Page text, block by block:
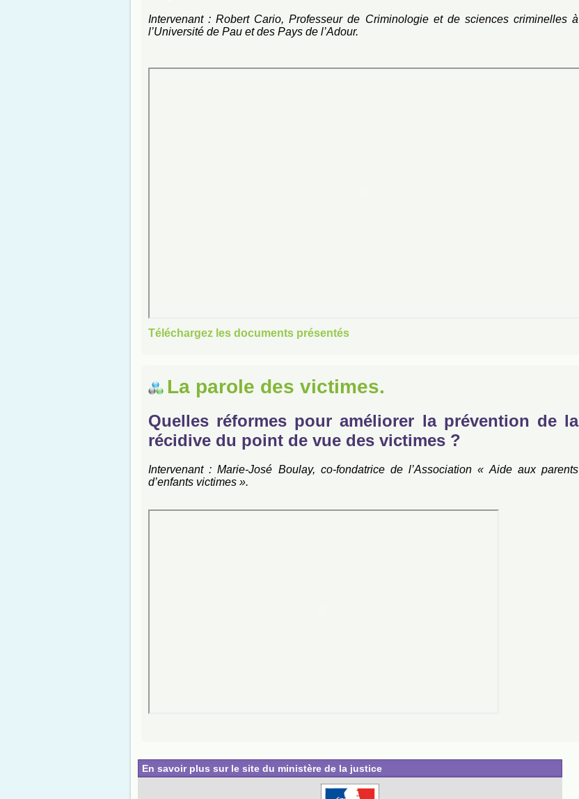
Intervenant : Robert Cario, Professeur de Criminologie et de sciences criminelles à
l’Université de Pau et des Pays de l’Adour.
Téléchargez les documents présentés
La parole des victimes.
Quelles réformes pour améliorer la prévention de la
récidive du point de vue des victimes ?
Intervenant : Marie-José Boulay, co-fondatrice de l’Association « Aide aux parents
d’enfants victimes ».
En savoir plus sur le site du ministère de la justice